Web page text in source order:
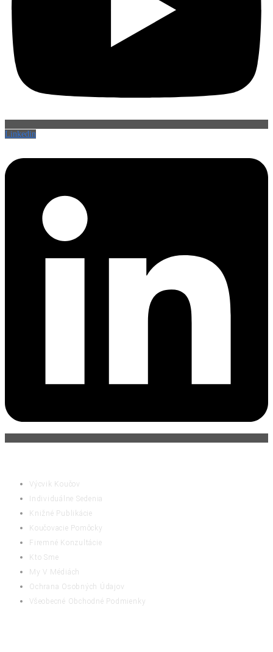
Linkedin
Výcvik Koučov
Individuálne Sedenia
Knižné Publikácie
Koučovacie Pomôcky
Firemné Konzultácie
Kto Sme
My V Médiách
Ochrana Osobných Údajov
Všeobecné Obchodné Podmienky